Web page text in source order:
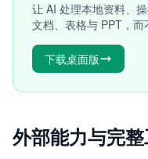
让 AI 处理本地资料、
文档、表格与 PPT，而
下载桌面版
外部能力与完